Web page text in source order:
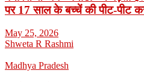
पर 17 साल के बच्चें की पीट-पीट
May 25, 2026
Shweta R Rashmi
Madhya Pradesh